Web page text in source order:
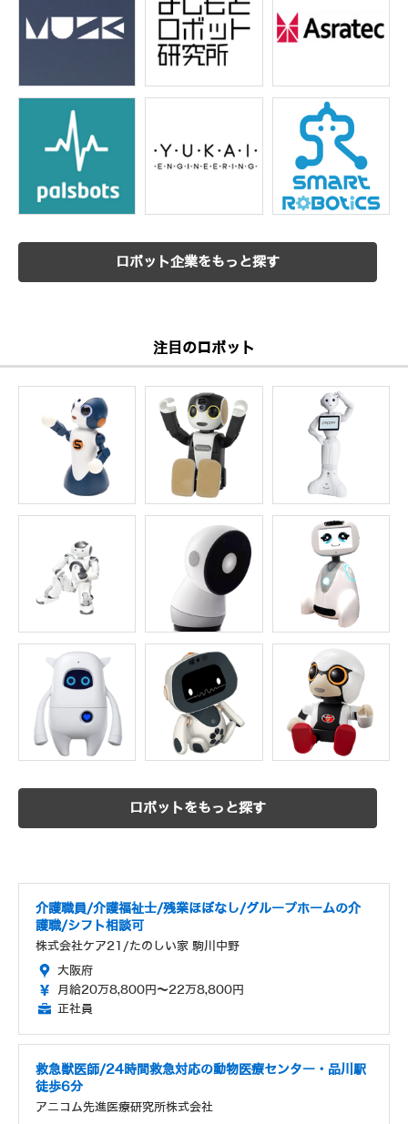
ロボット企業をもっと探す
注目のロボット
ロボットをもっと探す
介護職員/介護福祉士/残業ほぼなし/グループホームの介
護職/シフト相談可
株式会社ケア21/たのしい家 駒川中野
大阪府
月給20万8,800円～22万8,800円
正社員
救急獣医師/24時間救急対応の動物医療センター・品川駅
徒歩6分
アニコム先進医療研究所株式会社